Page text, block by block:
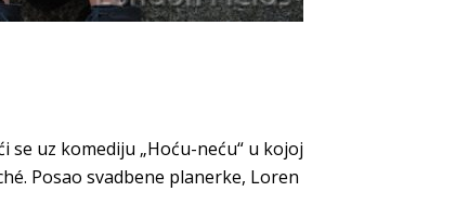
uz komediju „Hoću-neću“ u kojoj
Posao svadbene planerke, Loren